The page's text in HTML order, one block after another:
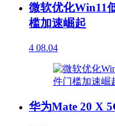
微软优化Win11
槛加速崛起
4 08.04
华为Mate 20 X